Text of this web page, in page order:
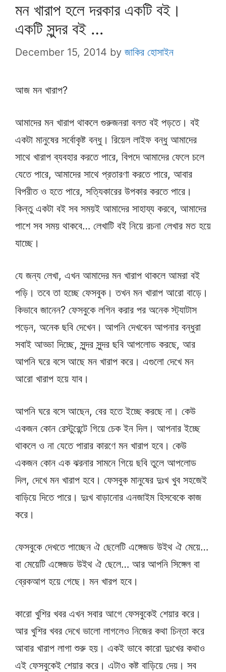
মন খারাপ হলে দরকার একটি বই।
একটি সুন্দর বই …
December 15, 2014 by জাকির হোসাইন
আজ মন খারাপ?
আমাদের মন খারাপ থাকলে গুরুজনরা বলত বই পড়তে। বই
একটা মানুষের সর্বোকৃষ্ট বন্ধু। রিয়েল লাইফ বন্ধু আমাদের
সাথে খারাপ ব্যবহার করতে পারে, বিপদে আমাদের ফেলে চলে
যেতে পারে, আমাদের সাথে প্রতারণা করতে পারে, আবার
বিপরীত ও হতে পারে, সত্যিকারের উপকার করতে পারে।
কিন্তু একটা বই সব সময়ই আমাদের সাহায্য করবে, আমাদের
পাশে সব সময় থাকবে… লেখাটি বই নিয়ে রচনা লেখার মত হয়ে
যাচ্ছে।
যে জন্য লেখা, এখন আমাদের মন খারাপ থাকলে আমরা বই
পড়ি। তবে তা হচ্ছে ফেসবুক। তখন মন খারাপ আরো বাড়ে।
কিভাবে জানেন? ফেসবুকে লগিন করার পর অনেক স্ট্যাটাস
পড়েন, অনেক ছবি দেখেন। আপনি দেখবেন আপনার বন্ধুরা
সবাই আড্ডা দিচ্ছে, সুন্দর সুন্দর ছবি আপলোড করছে, আর
আপনি ঘরে বসে আছে মন খারাপ করে। এগুলো দেখে মন
আরো খারাপ হয়ে যাব।
আপনি ঘরে বসে আছেন, বের হতে ইচ্ছে করছে না। কেউ
একজন কোন রেস্টুরেন্টে গিয়ে চেক ইন দিল। আপনার ইচ্ছে
থাকলে ও না যেতে পারার কারণে মন খারাপ হবে। কেউ
একজন কোন এক ঝরনার সামনে গিয়ে ছবি তুলে আপলোড
দিল, দেখে মন খারাপ হবে। ফেসবুক মানুষের দুঃখ খুব সহজেই
বাড়িয়ে দিতে পারে। দুঃখ বাড়ানোর এনজাইম হিসবেকে কাজ
করে।
ফেসবুকে দেখতে পাচ্ছেন ঐ ছেলেটি এঙ্গেজড উইথ ঐ মেয়ে…
বা মেয়েটি এঙ্গেজড উইথ ঐ ছেলে… আর আপনি সিঙ্গেল বা
ব্রেকআপ হয়ে গেছে। মন খারপ হবে।
কারো খুশির খবর এখন সবার আগে ফেসবুকেই শেয়ার করে।
আর খুশির খবর দেখে ভালো লাগলেও নিজের কথা চিন্তা করে
আবার খারাপ লাগা শুরু হয়। একই ভাবে কারো দুঃখের কথাও
এই ফেসবুকেই শেয়ার করে। এটাও কষ্ট বাড়িয়ে দেয়। সব